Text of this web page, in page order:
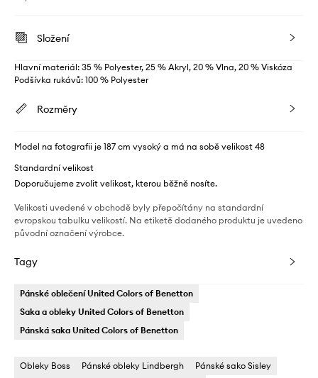
Složení
Hlavní materiál: 35 % Polyester, 25 % Akryl, 20 % Vlna, 20 % Viskóza
Podšívka rukávů: 100 % Polyester
Rozměry
Model na fotografii je 187 cm vysoký a má na sobě velikost 48
Standardní velikost
Doporučujeme zvolit velikost, kterou běžně nosíte.
Velikosti uvedené v obchodě byly přepočítány na standardní
evropskou tabulku velikostí. Na etiketě dodaného produktu je uvedeno
původní označení výrobce.
Tagy
Pánské oblečení United Colors of Benetton
Saka a obleky United Colors of Benetton
Pánská saka United Colors of Benetton
Obleky Boss Pánské obleky Lindbergh
Pánské sako Sisley